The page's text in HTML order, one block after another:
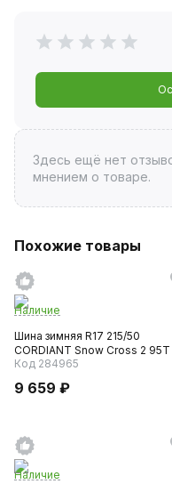
Здесь ещё нет
мнением о товаре.
Похожие товары
Наличие
Шина зимняя R17 215/50
CORDIANT Snow Cross 2 95T
Код 284965
9 659 ₽
Наличие